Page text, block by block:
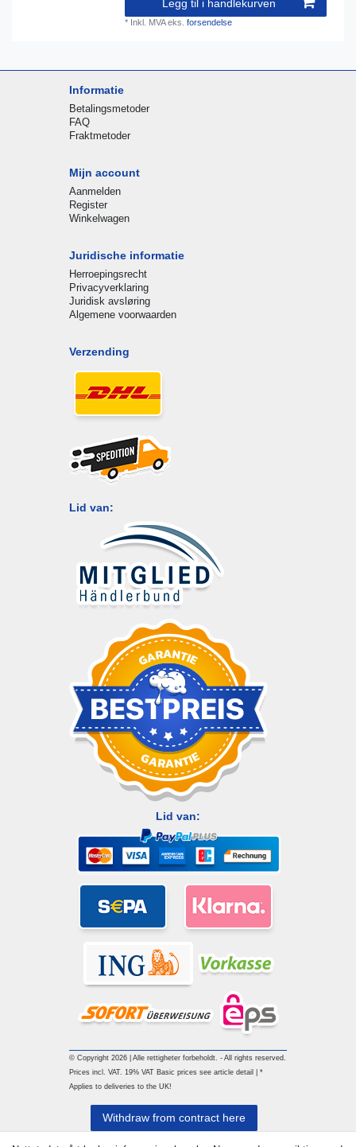
Legg til i handlekurven
* Inkl. MVAeks.forsendelse
Informatie
Betalingsmetoder
FAQ
Fraktmetoder
Mijn account
Aanmelden
Register
Winkelwagen
Juridische informatie
Herroepingsrecht
Privacyverklaring
Juridisk avsløring
Algemene voorwaarden
Verzending
Lid van:
Lid van:
© Copyright 2026 | Alle rettigheter forbeholdt. - All rights reserved.
Prices incl. VAT. 19% VAT Basic prices see article detail | *
Applies to deliveries to the UK!
Withdraw from contract here